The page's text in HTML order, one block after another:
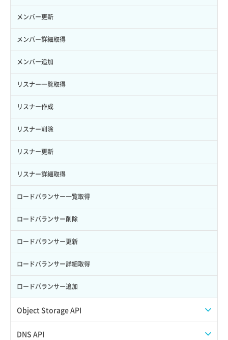
ロール削除
ロール更新
ロール詳細取得
サーバープラン変更
サーバープラン詳細一覧取得
サーバープラン詳細取得
サーバーメタデータ取得
サーバーメタデータ更新（ネームタグ変更）
サーバー一覧取得
サーバー作成
サーバー再構築（OS再インストール）
サーバー利用状況グラフ（CPU）
サーバー利用状況グラフ（ディスクIO）
サーバー利用状況グラフ（トラフィック）
サーバー削除
サーバー操作（起動/停止/再起動/強制停止）
サーバー設定切替
セキュリティグループ更新
セキュリティグループ詳細取得
ネットワーク一覧取得
ネットワーク作成（ローカルネットワーク用）
ネットワーク削除（ローカルネットワーク用）
ネットワーク詳細取得
ポート一覧取得
ポート作成（ローカルネットワーク用）
ポート作成（追加IP用）
ポート削除
ポート更新
ポート詳細取得
メンバー更新
メンバー詳細取得
メンバー追加
リスナー一覧取得
リスナー作成
リスナー削除
リスナー更新
リスナー詳細取得
ロードバランサー一覧取得
ロードバランサー削除
ロードバランサー更新
ロードバランサー詳細取得
ロードバランサー追加
Object Storage API
Web公開
DNS API